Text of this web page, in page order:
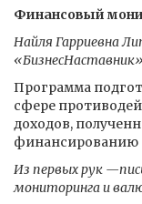
Финансовый
Найля Гарриевна
«БизнесНаставник»
Программа
сфере
доходов,
финансированию
Из первых рук
мониторинга и